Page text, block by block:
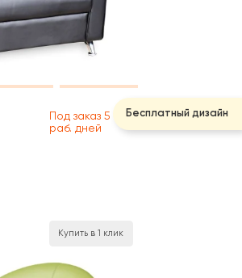
Под заказ 5
раб. дней
Купить в 1 клик
Бесплатный дизайн